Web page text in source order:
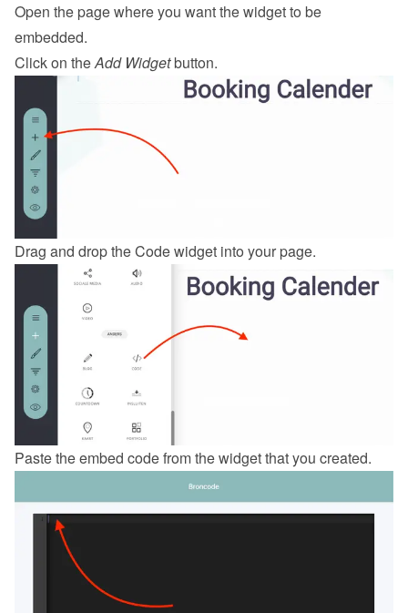
Open the page where you want the widget to be
embedded.
Click on the Add Widget button.
Drag and drop the Code widget into your page.
Paste the embed code from the widget that you created.